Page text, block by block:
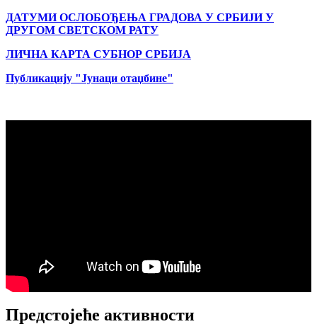
ДАТУМИ ОСЛОБОЂЕЊА ГРАДОВА У СРБИЈИ У
ДРУГОМ СВЕТСКОМ РАТУ
ЛИЧНА КАРТА СУБНОР СРБИЈА
Публикацију "Јунаци отаџбине"
Предстојеће активности